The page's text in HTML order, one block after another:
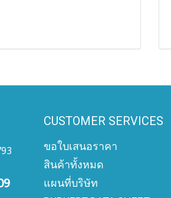
CUSTOMER SERVICES
ขอใบเสนอราคา
สินค้าทั้งหมด
แผนที่บริษัท